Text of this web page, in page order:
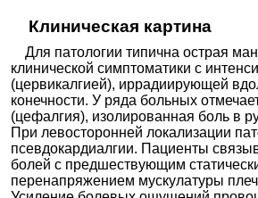
Клиническая картина
Для патологии типична острая
клинической симптоматики с
(цервикалгией), иррадиирующей
конечности. У ряда больных
(цефалгия), изолированная боль в
При левосторонней локализации
псевдокардиалгии. Пациенты
болей с предшествующим
перенапряжением мускулатуры